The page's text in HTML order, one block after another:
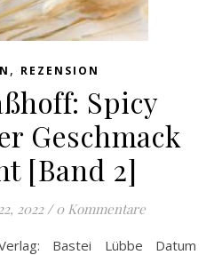
, REZENSION
Spicy
Geschmack
[Band 2]
2022 / 0 Kommentare